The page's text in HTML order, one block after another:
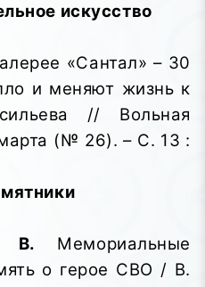
искусство
«Сантал» – 30
и меняют жизнь к
// Вольная
(№ 26). – С. 13 :
В. Мемориальные
о герое СВО / В.